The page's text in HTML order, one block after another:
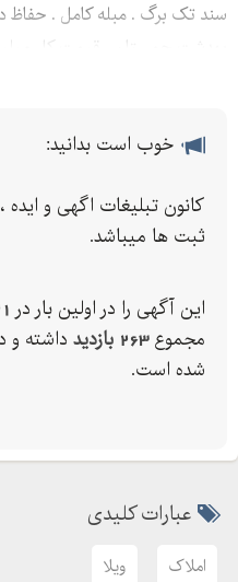
سند تک برگ . مبله کامل . حفاظ
فایل: متر زمین متر بنا . دو
. اقساط ماهه
فایل: زمین متر بنا متر . شهرکی
دوجداره . کابینت . قیمت کل
بگیرید:
جهت مشاهده سایر املاک ب کانال
خرید و فروش و سرمایه گذاری
شهرستان ساحلی نور
خوب است بدانید:
کانون تبلیغات اگهی و ایده
ثبت ها میباشد.
این آگهی را در اولین بار در
مجموع263 بازدید داشته و
شده است.
عبارات کلیدی
املاک ویلا